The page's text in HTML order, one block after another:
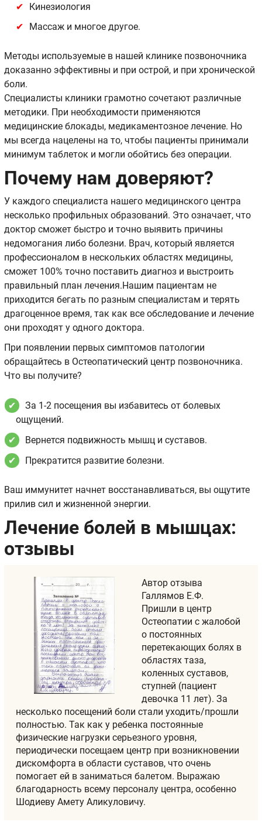
Кинезиология
Массаж и многое другое.
Методы используемые в нашей клинике позвоночника
доказанно эффективны и при острой, и при хронической
боли.
Специалисты клиники грамотно сочетают различные
методики. При необходимости применяются
медицинские блокады, медикаментозное лечение. Но
мы всегда нацелены на то, чтобы пациенты принимали
минимум таблеток и могли обойтись без операции.
Почему нам доверяют?
У каждого специалиста нашего медицинского центра
несколько профильных образований. Это означает, что
доктор сможет быстро и точно выявить причины
недомогания либо болезни. Врач, который является
профессионалом в нескольких областях медицины,
сможет 100% точно поставить диагноз и выстроить
правильный план лечения.Нашим пациентам не
приходится бегать по разным специалистам и терять
драгоценное время, так как все обследование и лечение
они проходят у одного доктора.
При появлении первых симптомов патологии
обращайтесь в Остеопатический центр позвоночника.
Что вы получите?
За 1-2 посещения вы избавитесь от болевых
ощущений.
Вернется подвижность мышц и суставов.
Прекратится развитие болезни.
Ваш иммунитет начнет восстанавливаться, вы ощутите
прилив сил и жизненной энергии.
Лечение болей в мышцах:
отзывы
Автор отзыва
Галлямов Е.Ф.
Пришли в центр
Остеопатии с жалобой
о постоянных
перетекающих болях в
областях таза,
коленных суставов,
ступней (пациент
девочка 11 лет). За
несколько посещений боли стали уходить/прошли
полностью. Так как у ребенка постоянные
физические нагрузки серьезного уровня,
периодически посещаем центр при возникновении
дискомфорта в области суставов, что очень
помогает ей в заниматься балетом. Выражаю
благодарность всему персоналу центра, особенно
Шодиеву Амету Аликуловичу.